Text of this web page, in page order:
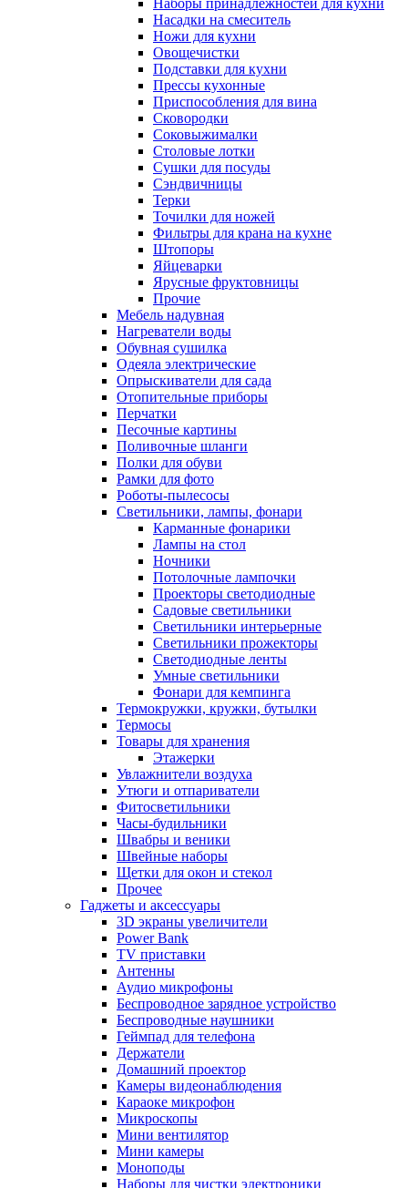
Наборы принадлежностей для кухни
Насадки на смеситель
Ножи для кухни
Овощечистки
Подставки для кухни
Прессы кухонные
Приспособления для вина
Сковородки
Соковыжималки
Столовые лотки
Сушки для посуды
Сэндвичницы
Терки
Точилки для ножей
Фильтры для крана на кухне
Штопоры
Яйцеварки
Ярусные фруктовницы
Прочие
Мебель надувная
Нагреватели воды
Обувная сушилка
Одеяла электрические
Опрыскиватели для сада
Отопительные приборы
Перчатки
Песочные картины
Поливочные шланги
Полки для обуви
Рамки для фото
Роботы-пылесосы
Светильники, лампы, фонари
Карманные фонарики
Лампы на стол
Ночники
Потолочные лампочки
Проекторы светодиодные
Садовые светильники
Светильники интерьерные
Светильники прожекторы
Светодиодные ленты
Умные светильники
Фонари для кемпинга
Термокружки, кружки, бутылки
Термосы
Товары для хранения
Этажерки
Увлажнители воздуха
Утюги и отпариватели
Фитосветильники
Часы-будильники
Швабры и веники
Швейные наборы
Щетки для окон и стекол
Прочее
Гаджеты и аксессуары
3D экраны увеличители
Power Bank
TV приставки
Антенны
Аудио микрофоны
Беспроводное зарядное устройство
Беспроводные наушники
Геймпад для телефона
Держатели
Домашний проектор
Камеры видеонаблюдения
Караоке микрофон
Микроскопы
Мини вентилятор
Мини камеры
Моноподы
Наборы для чистки электроники